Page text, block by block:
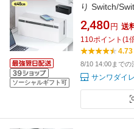
ソーシャルギフト可
り Switch/
ドUL94-V0
しボックス
小物収納 配
2,480 円 送
110ポイント (1
4.73
8/10 14:00までの
サンワダイ